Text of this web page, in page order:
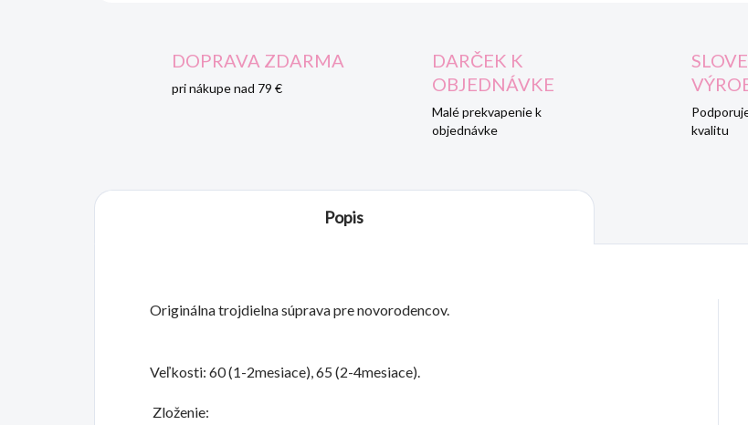
DOPRAVA ZDARMA
pri nákupe nad 79 €
DARČEK K
OBJEDNÁVKE
Malé prekvapenie k
objednávke
kvalitu
Popis
Originálna trojdielna súprava pre novorodencov.
Veľkosti: 60 (1-2mesiace), 65 (2-4mesiace).
Zloženie: